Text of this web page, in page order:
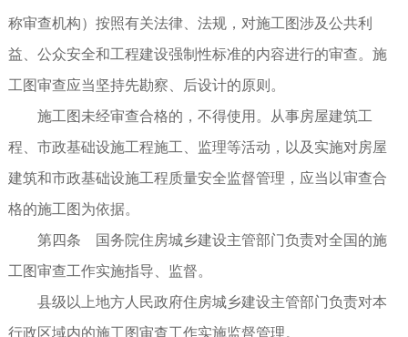
称审查机构）按照有关法律、法规，对施工图涉及公共利
益、公众安全和工程建设强制性标准的内容进行的审查。施
工图审查应当坚持先勘察、后设计的原则。
施工图未经审查合格的，不得使用。从事房屋建筑工
程、市政基础设施工程施工、监理等活动，以及实施对房屋
建筑和市政基础设施工程质量安全监督管理，应当以审查合
格的施工图为依据。
第四条 国务院住房城乡建设主管部门负责对全国的施
工图审查工作实施指导、监督。
县级以上地方人民政府住房城乡建设主管部门负责对本
行政区域内的施工图审查工作实施监督管理。